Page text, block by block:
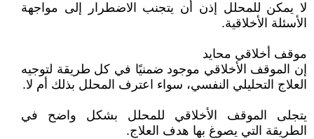
لا يمكن للمحلل إذن أن يتجنب الاضطرار إلى مواجهة
الأسئلة الأخلاقية.
موقف أخلاقي محايد
إن الموقف الأخلاقي موجود ضمنيًا في كل طريقة لتوجيه
العلاج التحليلي النفسي، سواء اعترف المحلل بذلك أم لا.
يتجلى الموقف الأخلاقي للمحلل بشكل واضح في
الطريقة التي يصوغ بها هدف العلاج.